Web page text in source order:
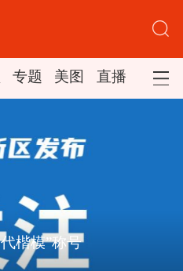
专题 美图 直播
楷模”称号